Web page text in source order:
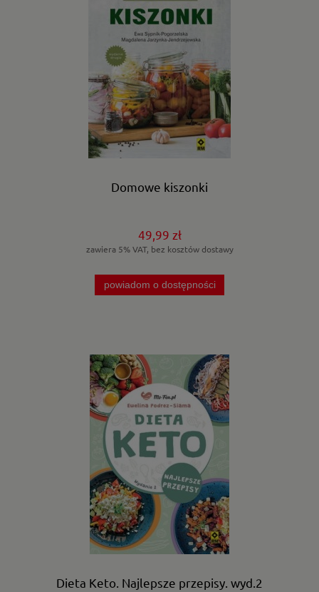
Domowe kiszonki
49,99 zł
zawiera 5% VAT, bez kosztów dostawy
powiadom o dostępności
Dieta Keto. Najlepsze przepisy. wyd.2